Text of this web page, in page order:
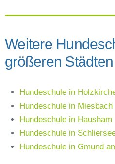
Weitere
größeren
Hundeschule in
Hundeschule in Miesbach
Hundeschule in Hausham
Hundeschule in
Hundeschule in Gmund